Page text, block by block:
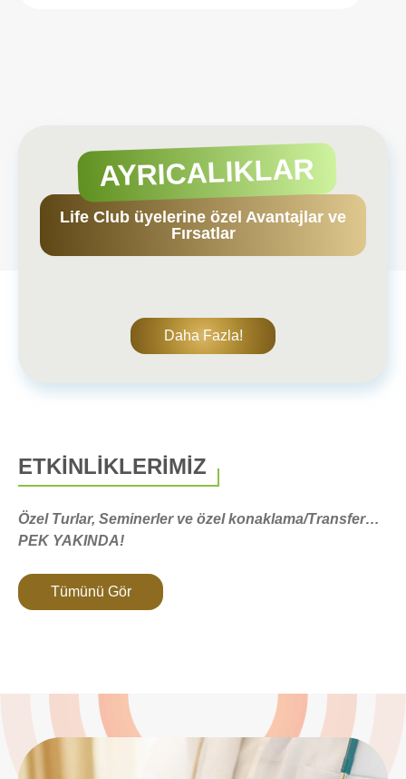
AYRICALIKLAR
Life Club üyelerine özel Avantajlar ve
Fırsatlar
Daha Fazla!
ETKİNLİKLERİMİZ
Özel Turlar, Seminerler ve özel konaklama/Transfer…
PEK YAKINDA!
Tümünü Gör